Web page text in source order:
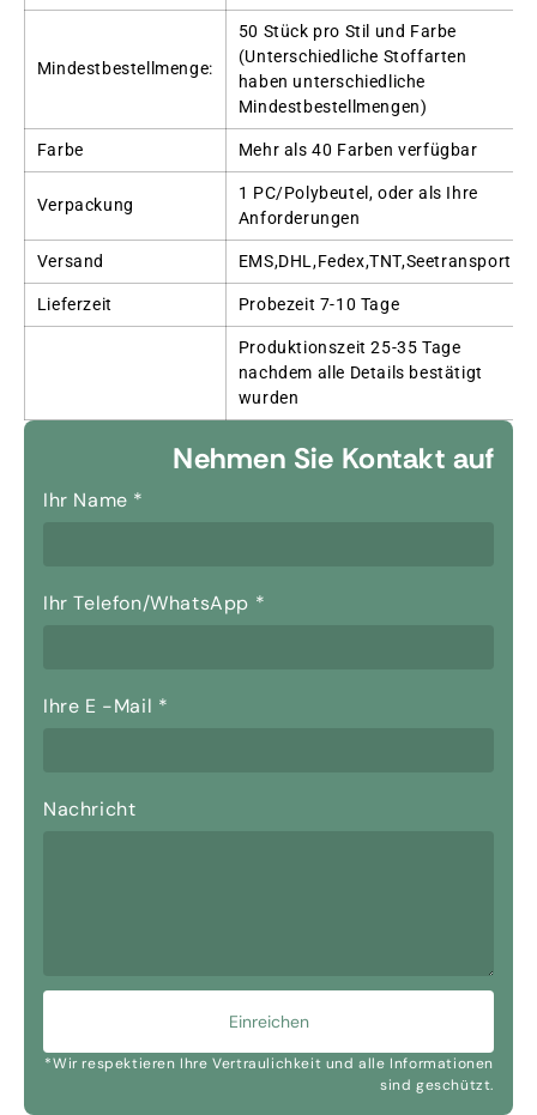
Mindestbestellmenge:
50 Stück pro Stil und Farbe
(Unterschiedliche Stoffarten
haben unterschiedliche
Mindestbestellmengen)
Farbe Mehr als 40 Farben verfügbar
Verpackung
1 PC/Polybeutel, oder als Ihre
Anforderungen
Versand EMS,DHL,Fedex,TNT,Seetransport
Lieferzeit Probezeit 7-10 Tage
Produktionszeit 25-35 Tage
nachdem alle Details bestätigt
wurden
Nehmen Sie Kontakt auf
Ihr Name *
Ihr Telefon/WhatsApp *
Ihre E -Mail *
Nachricht
Einreichen
*Wir respektieren Ihre Vertraulichkeit und alle Informationen
sind geschützt.